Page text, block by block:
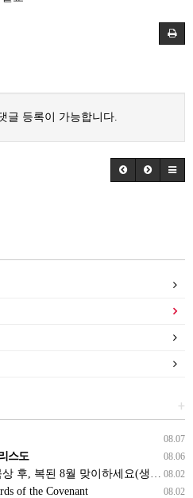
글 등록이 가능합니다.
+
08.07
08.06
스도
08.02
하세요(생삶,3,월) *예수생명 내생명 우리생명!
08.02
of the Covenant